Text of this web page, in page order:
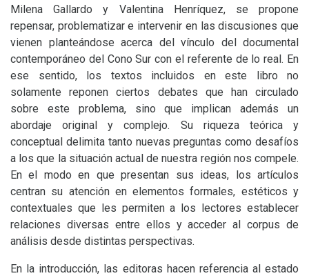
Milena Gallardo y Valentina Henríquez, se propone
repensar, problematizar e intervenir en las discusiones que
vienen planteándose acerca del vínculo del documental
contemporáneo del Cono Sur con el referente de lo real. En
ese sentido, los textos incluidos en este libro no
solamente reponen ciertos debates que han circulado
sobre este problema, sino que implican además un
abordaje original y complejo. Su riqueza teórica y
conceptual delimita tanto nuevas preguntas como desafíos
a los que la situación actual de nuestra región nos compele.
En el modo en que presentan sus ideas, los artículos
centran su atención en elementos formales, estéticos y
contextuales que les permiten a los lectores establecer
relaciones diversas entre ellos y acceder al corpus de
análisis desde distintas perspectivas.
En la introducción, las editoras hacen referencia al estado